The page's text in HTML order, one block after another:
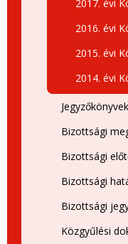
2017. évi
2016. évi
2015. évi
2014. évi
Jegyzőkönyvek
Bizottsági
Bizottsági
Bizottsági
Bizottsági
Közgyűlési